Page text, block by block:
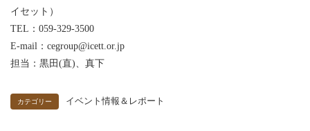
イセット）
TEL：059-329-3500
E-mail：cegroup@icett.or.jp
担当：黒田(直)、真下
カテゴリー イベント情報＆レポート